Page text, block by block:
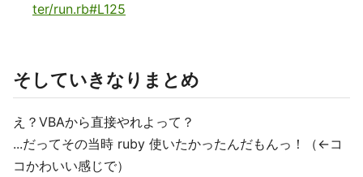
ter/run.rb#L125
そしていきなりまとめ
え？VBAから直接やれよって？
...だってその当時 ruby 使いたかったんだもんっ！（←コ
コかわいい感じで）